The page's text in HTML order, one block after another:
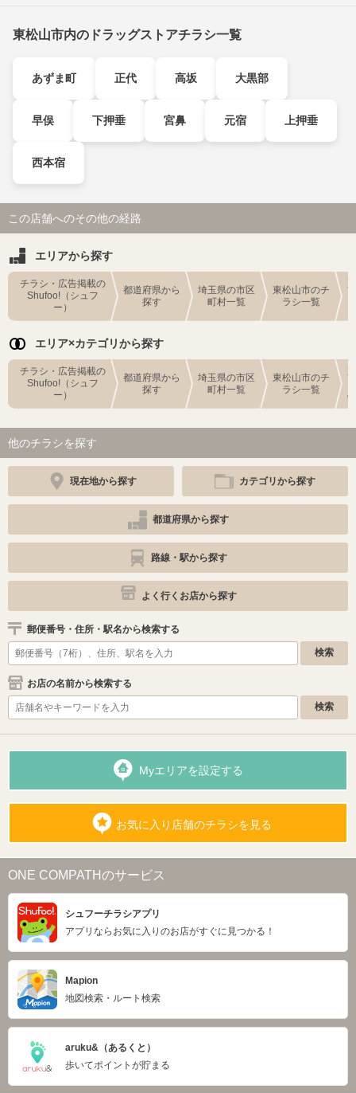
東松山市内のドラッグストアチラシ一覧
あずま町 正代 高坂 大黒部
早俣 下押垂 宮鼻 元宿 上押垂
西本宿
この店舗へのその他の経路
エリアから探す
チラシ・広告掲載の
Shufoo!（シュフ
ー）
都道府県から
探す
埼玉県の市区
町村一覧
東松山市のチ
ラシ一覧
エリア×カテゴリから探す
チラシ・広告掲載の
Shufoo!（シュフ
ー）
都道府県から
探す
埼玉県の市区
町村一覧
東松山市のチ
ラシ一覧
他のチラシを探す
現在地から探す カテゴリから探す
都道府県から探す
路線・駅から探す
よく行くお店から探す
郵便番号・住所・駅名から検索する
お店の名前から検索する
Myエリアを設定する
お気に入り店舗のチラシを見る
ONE COMPATHのサービス
シュフーチラシアプリ
アプリならお気に入りのお店がすぐに見つかる！
Mapion
地図検索・ルート検索
aruku&（あるくと）
歩いてポイントが貯まる